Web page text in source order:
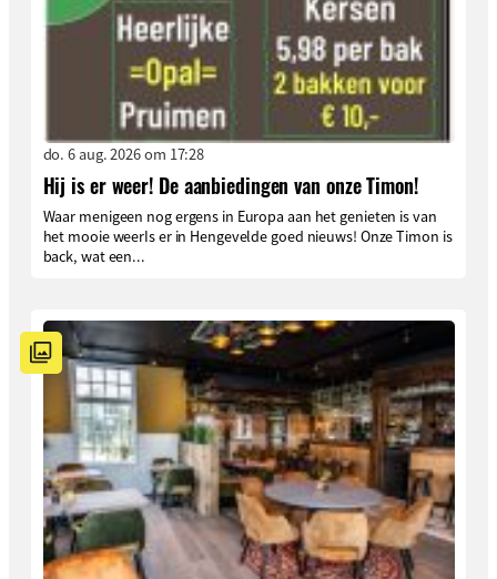
do. 6 aug. 2026 om 17:28
Hij is er weer! De aanbiedingen van onze Timon!
Waar menigeen nog ergens in Europa aan het genieten is van
het mooie weerIs er in Hengevelde goed nieuws! Onze Timon is
back, wat een...